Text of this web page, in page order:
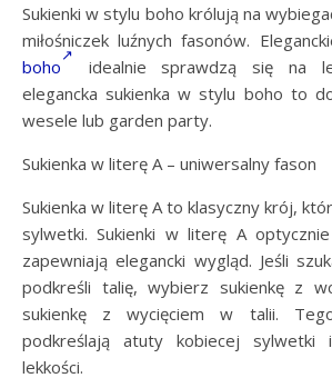
Sukienki w stylu boho królują na
miłośniczek luźnych fasonów.
boho
idealnie sprawdzą się na
elegancka sukienka w stylu boho to
wesele lub garden party.
Sukienka w literę A – uniwersalny fason
Sukienka w literę A to klasyczny krój,
sylwetki. Sukienki w literę A
zapewniają elegancki wygląd. Jeśli
podkreśli talię, wybierz sukienkę z
sukienkę z wycięciem w talii.
podkreślają atuty kobiecej sylwetki
lekkości.